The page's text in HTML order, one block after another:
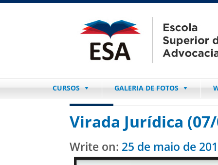
CURSOS GALERIA DE FOTOS
Virada Jurídica
Write on: 25 de maio de